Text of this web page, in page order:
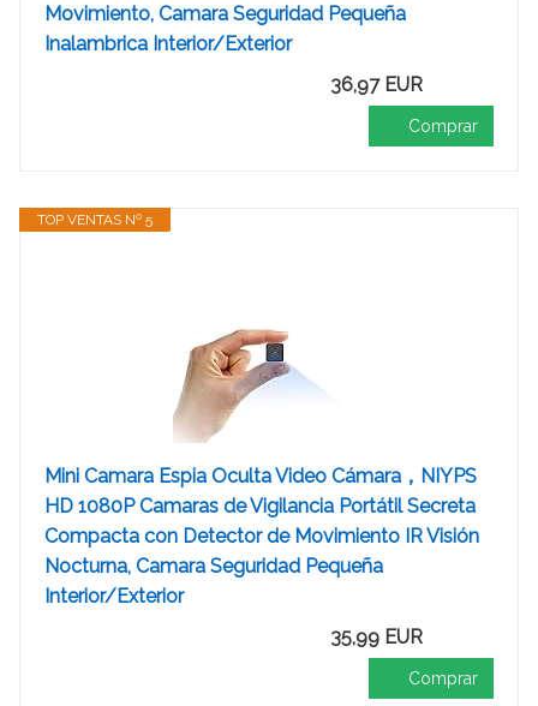
Movimiento, Camara Seguridad Pequeña
Inalambrica Interior/Exterior
36,97 EUR
Comprar
TOP VENTAS Nº 5
Mini Camara Espia Oculta Video Cámara，NIYPS
HD 1080P Camaras de Vigilancia Portátil Secreta
Compacta con Detector de Movimiento IR Visión
Nocturna, Camara Seguridad Pequeña
Interior/Exterior
35,99 EUR
Comprar